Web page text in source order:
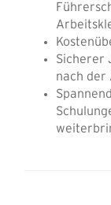
Sicherer
nach der